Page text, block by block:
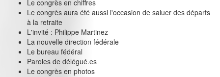
Le congrès en chiffres
Le congrès aura été aussi l'occasion de saluer des départs
à la retraite
L'invité : Philippe Martinez
La nouvelle direction fédérale
Le bureau fédéral
Paroles de délégué.es
Le congrès en photos